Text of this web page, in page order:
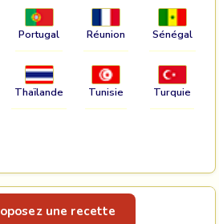
Portugal Réunion Sénégal
Thaïlande Tunisie Turquie
une recette